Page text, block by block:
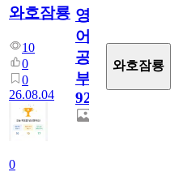
와호잠룡
10
0
0
26.08.04
0
영
어
공
부
928
와호잠룡